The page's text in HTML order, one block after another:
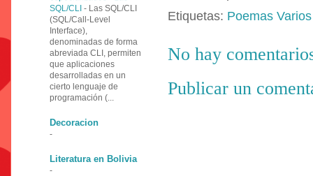
Etiquetas: Poemas Varios
No hay
Publicar un
SQL/CLI - Las SQL/CLI
(SQL/Call-Level
Interface),
denominadas de forma
abreviada CLI, permiten
que aplicaciones
desarrolladas en un
cierto lenguaje de
programación (...
Decoracion
-
Literatura en Bolivia
-